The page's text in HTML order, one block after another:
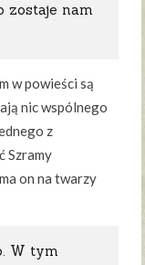
zostaje nam
w powieści są
nic wspólnego
z
Szramy
on na twarzy
W tym